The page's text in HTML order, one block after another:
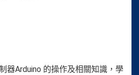
器Arduino 的操作及相關知識，學